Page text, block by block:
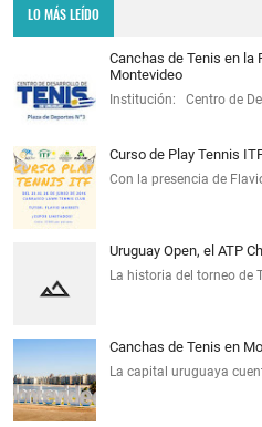
LO MÁS LEÍDO
Canchas de Tenis en la
Montevideo
Institución: Centro de
Curso de Play Tennis
Con la presencia de
Uruguay Open, el ATP
La historia del torneo de
Canchas de Tenis en
La capital uruguaya